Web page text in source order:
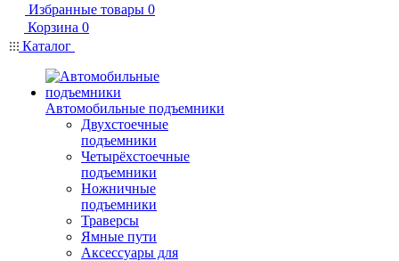
Избранные товары 0
Корзина 0
Каталог
Автомобильные подъемники
Двухстоечные
подъемники
Четырёхстоечные
подъемники
Ножничные
подъемники
Траверсы
Ямные пути
Аксессуары для